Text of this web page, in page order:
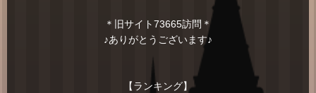
＊旧サイト73665訪問＊
♪ありがとうございます♪
【ランキング】